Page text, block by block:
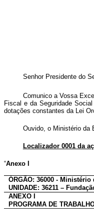
Senhor Presidente do
Comunico a Vossa
Fiscal e da Seguridade
dotações constantes da Lei
Ouvido, o Ministério da
Localizador 0001 da
“Anexo I
ÓRGÃO: 36000 - Ministério
UNIDADE: 36211 –
ANEXO I
PROGRAMA DE